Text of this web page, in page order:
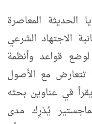
الحديثة المعاصرة
الاجتهاد الشرعي
قواعد وأنظمة
تتعارض مع الأصول
في عناوين بحثه
يُدْرِك مدى